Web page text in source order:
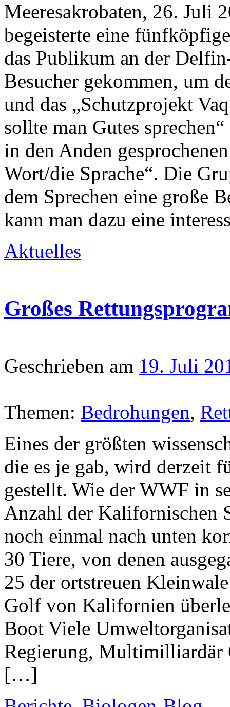
Meeresakrobaten, 26. Juli
begeisterte eine
das Publikum an der
Besucher gekommen, um
und das „Schutzprojekt
sollte man Gutes
in den Anden
Wort/die Sprache“. Die
dem Sprechen eine große
kann man dazu eine
Aktuelles
Großes
Geschrieben am 19. Juli
Themen: Bedrohungen,
Eines der größten
die es je gab, wird derzeit
gestellt. Wie der WWF in
Anzahl der Kalifornischen
noch einmal nach unten
30 Tiere, von denen
25 der ortstreuen
Golf von Kalifornien
Boot Viele
Regierung, Multimilliardär
[…]